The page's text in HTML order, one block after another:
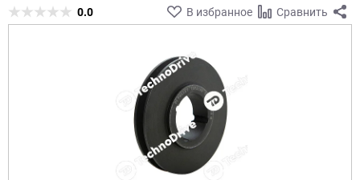
0.0 В избранное Сравнить